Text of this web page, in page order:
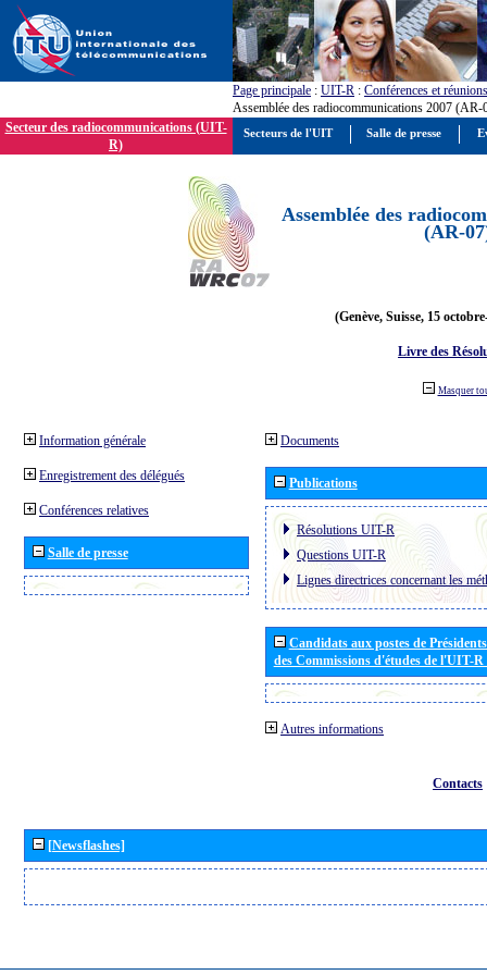
Page principale : UIT-R : Conférences et réunions
Assemblée des radiocommunications 2007 (AR-
Secteur des radiocommunications (UIT-
R)
Assemblée des
(AR-
(Genève, Suisse, 15
Livre des
Masquer
Information générale
Enregistrement des délégués
Conférences relatives
Salle de presse
Documents
Publications
Résolutions UIT-R
Questions UIT-R
Lignes directrices concernant les
Candidats aux postes de
des Commissions d'études de l'UIT-
Autres informations
Contacts
[Newsflashes]
Secteurs de l'UIT Salle de presse